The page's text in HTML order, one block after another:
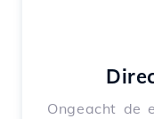
Ongeacht de